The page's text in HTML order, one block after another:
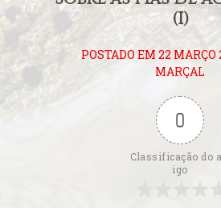
Algumas fotos do Santo Padre no
Altar onde será venerado João
Ambientes que favorecem a
Aniversário da proclamação do
Aniversário do Cardeal emérito do
Aniversário do governo do
(I)
POSTADO EM 22 MARÇO
MARÇAL
0
Classificação do
igo